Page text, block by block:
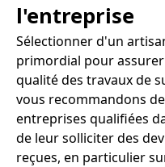
l'entreprise
Sélectionner d'un
primordial pour
qualité des travaux de
vous recommandons
entreprises qualifiées
de leur solliciter des
reçues, en particulier